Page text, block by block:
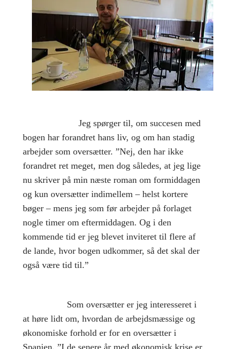
Jeg spørger til, om succesen med
bogen har forandret hans liv, og om han stadig
arbejder som oversætter. ”Nej, den har ikke
forandret ret meget, men dog således, at jeg lige
nu skriver på min næste roman om formiddagen
og kun oversætter indimellem – helst kortere
bøger – mens jeg som før arbejder på forlaget
nogle timer om eftermiddagen. Og i den
kommende tid er jeg blevet inviteret til flere af
de lande, hvor bogen udkommer, så det skal der
også være tid til.”
Som oversætter er jeg interesseret i
at høre lidt om, hvordan de arbejdsmæssige og
økonomiske forhold er for en oversætter i
Spanien. ”I de senere år med økonomisk krise er